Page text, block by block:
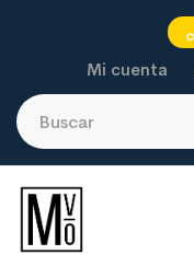
Mi cuenta